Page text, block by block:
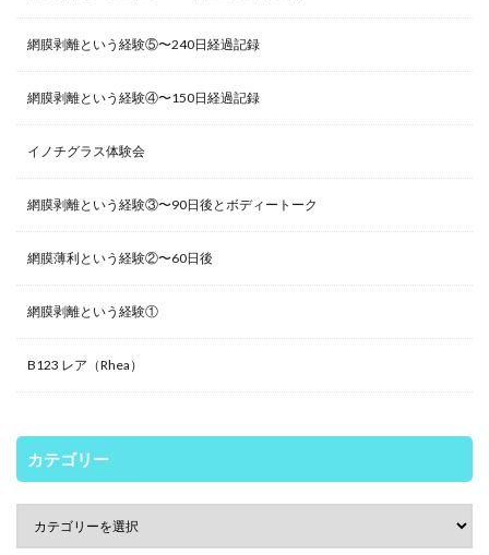
網膜剥離という経験⑤〜240日経過記録
網膜剥離という経験④〜150日経過記録
イノチグラス体験会
網膜剥離という経験③〜90日後とボディートーク
網膜薄利という経験②〜60日後
網膜剥離という経験①
B123 レア（Rhea）
カテゴリー